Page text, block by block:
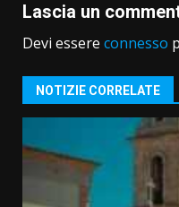
Lascia un
Devi essere connesso
NOTIZIE CORRELATE